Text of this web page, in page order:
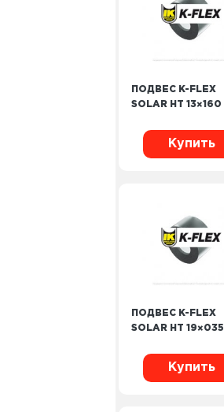
ПОДВЕС K-FLEX
SOLAR HT 13×160
Купить
ПОДВЕС K-FLEX
SOLAR HT 19×035
Купить